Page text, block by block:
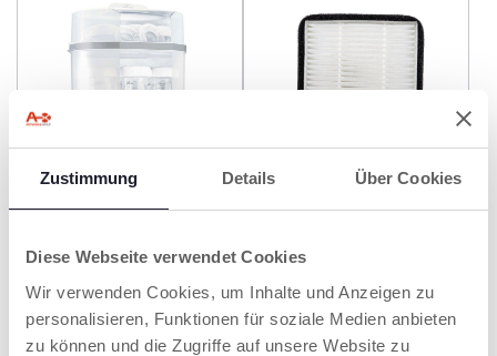
Zustimmung Details Über Cookies
Diese Webseite verwendet Cookies
Wir verwenden Cookies, um Inhalte und Anzeigen zu
personalisieren, Funktionen für soziale Medien anbieten
zu können und die Zugriffe auf unsere Website zu
Sterilisator mit Trockner